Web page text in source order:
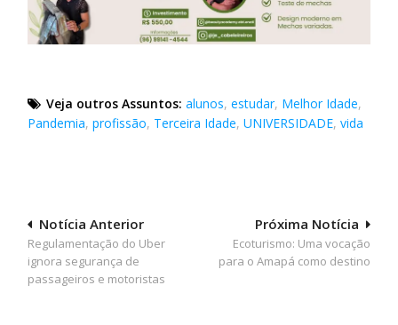
Veja outros Assuntos: alunos,estudar, Melhor Idade,
Pandemia,profissão, Terceira Idade,UNIVERSIDADE,vida
Navegação
de
Post
Próxima Notícia
Ecoturismo: Uma vocação
para o Amapá como destino
Notícia Anterior
Regulamentação do Uber
ignora segurança de
passageiros e motoristas